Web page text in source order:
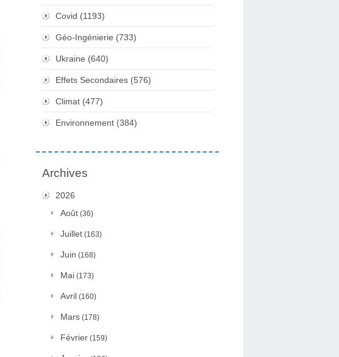
Covid (1193)
Géo-Ingénierie (733)
Ukraine (640)
Effets Secondaires (576)
Climat (477)
Environnement (384)
Archives
2026
Août (36)
Juillet (163)
Juin (168)
Mai (173)
Avril (160)
Mars (178)
Février (159)